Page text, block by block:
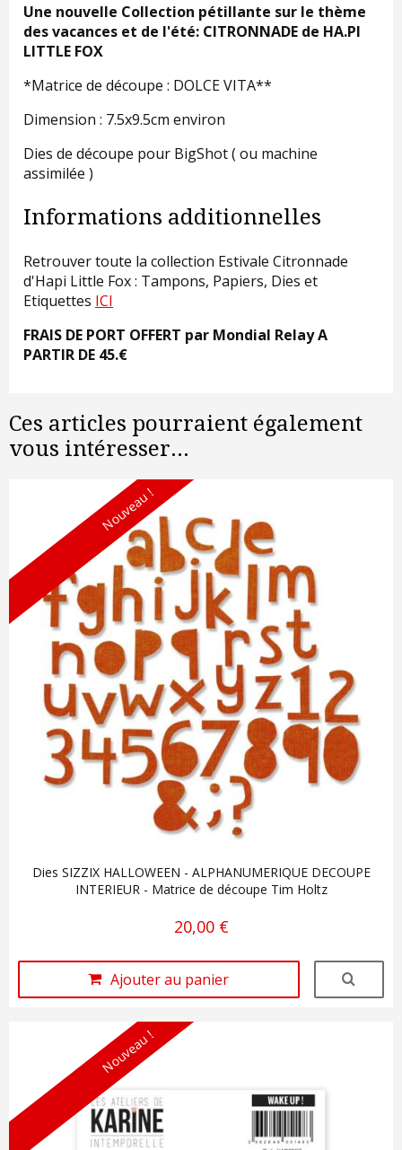
Une nouvelle Collection pétillante sur le thème
des vacances et de l'été: CITRONNADE de HA.PI
LITTLE FOX
*Matrice de découpe : DOLCE VITA**
Dimension : 7.5x9.5cm environ
Dies de découpe pour BigShot ( ou machine
assimilée )
Informations additionnelles
Retrouver toute la collection Estivale Citronnade
d'Hapi Little Fox : Tampons, Papiers, Dies et
Etiquettes ICI
FRAIS DE PORT OFFERT par Mondial Relay A
PARTIR DE 45.€
Ces articles pourraient également
vous intéresser...
Nouveau !
Dies SIZZIX HALLOWEEN - ALPHANUMERIQUE DECOUPE
INTERIEUR - Matrice de découpe Tim Holtz
20,00 €
Ajouter au panier
Nouveau !